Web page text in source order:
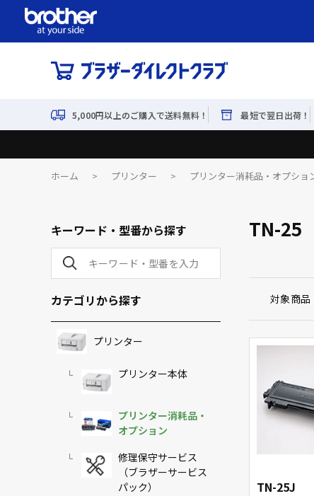
5,000円以上のご購入で送料無料！ 最短で翌日出荷！
ホーム > プリンター > プリンター消耗品・オプショ
キーワード・型番から探す
カテゴリから探す
プリンター
プリンター本体
プリンター消耗品・
オプション
修理保守サービス
（ブラザーサービス
パック）
TN-25
対象商品
TN-25J